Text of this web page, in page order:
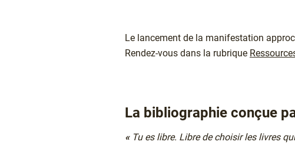
Chapô
Le lancement de la manifestation
Rendez-vous dans la rubrique
Texte
La bibliographie conçue
« Tu es libre. Libre de choisir les livres